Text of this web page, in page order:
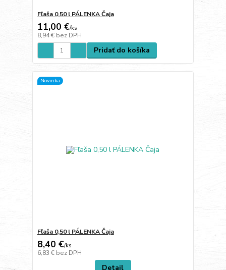
Fľaša 0,50 l PÁLENKA Čaja
11,00 €/ks
8,94 € bez DPH
Pridať do košíka
Novinka
Fľaša 0,50 l PÁLENKA Čaja
8,40 €/ks
6,83 € bez DPH
Detail